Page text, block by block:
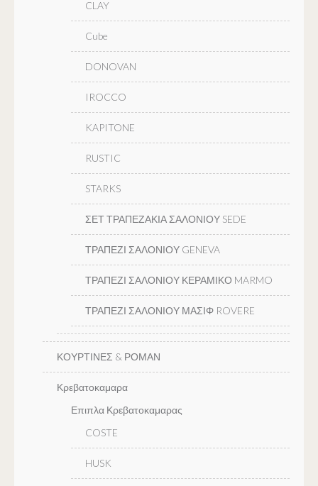
CLAY
Cube
DONOVAN
IROCCO
KAPITONE
RUSTIC
STARKS
ΣΕΤ ΤΡΑΠΕΖΑΚΙΑ ΣΑΛΟΝΙΟΥ SEDE
ΤΡΑΠΕΖΙ ΣΑΛΟΝΙΟΥ GENEVA
ΤΡΑΠΕΖΙ ΣΑΛΟΝΙΟΥ ΚΕΡΑΜΙΚΟ MARMO
ΤΡΑΠΕΖΙ ΣΑΛΟΝΙΟΥ ΜΑΣΙΦ ROVERE
ΚΟΥΡΤΙΝΕΣ & ΡΟΜΑΝ
Κρεβατοκαμαρα
Επιπλα Κρεβατοκαμαρας
COSTE
HUSK